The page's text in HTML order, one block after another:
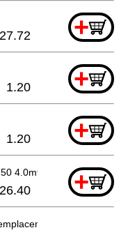
+
27.72
+
1.20
+
1.20
4.0mtr +
26.40